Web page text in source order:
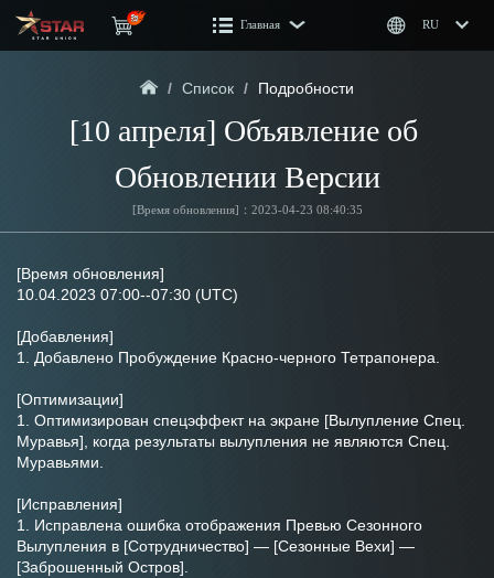
Главная RU
/ Список / Подробности
[10 апреля] Объявление об
Обновлении Версии
[Время обновления]：2023-04-23 08:40:35
[Время обновления]
10.04.2023 07:00--07:30 (UTC)
[Добавления]
1. Добавлено Пробуждение Красно-черного Тетрапонера.
[Оптимизации]
1. Оптимизирован спецэффект на экране [Вылупление Спец.
Муравья], когда результаты вылупления не являются Спец.
Муравьями.
[Исправления]
1. Исправлена ​ошибка отображения Превью Сезонного
Вылупления в [Сотрудничество] — [Сезонные Вехи] —
[Заброшенный Остров].